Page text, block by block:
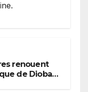
renouent
de Diobaye